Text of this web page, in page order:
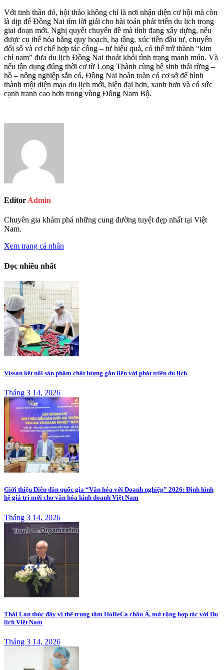
Với tinh thần đó, hội thảo không chỉ là nơi nhận diện cơ hội mà còn
là dịp để Đồng Nai tìm lời giải cho bài toán phát triển du lịch trong
giai đoạn mới. Nghị quyết chuyên đề mà tỉnh đang xây dựng, nếu
được cụ thể hóa bằng quy hoạch, hạ tầng, xúc tiến đầu tư, chuyển
đổi số và cơ chế hợp tác công – tư hiệu quả, có thể trở thành “kim
chỉ nam” đưa du lịch Đồng Nai thoát khỏi tình trạng manh mún. Và
nếu tận dụng đúng thời cơ từ Long Thành cùng hệ sinh thái rừng –
hồ – nông nghiệp sẵn có, Đồng Nai hoàn toàn có cơ sở để hình
thành một diện mạo du lịch mới, hiện đại hơn, xanh hơn và có sức
cạnh tranh cao hơn trong vùng Đông Nam Bộ.
Editor Admin
Chuyên gia khám phá những cung đường tuyệt đẹp nhất tại Việt
Nam.
Xem trang cá nhân
Đọc nhiều nhất
Vissan kết nối sản phẩm chất lượng gắn liền với phát triển du lịch
Tháng 3 14, 2026
Giới thiệu Diễn đàn quốc gia “Văn hóa với Doanh nghiệp” 2026: Định hình
hệ giá trị mới cho văn hóa kinh doanh Việt Nam
Tháng 3 14, 2026
Thái Lan thúc đẩy vị thế trung tâm HoReCa châu Á, mở rộng hợp tác với Du
lịch Việt Nam
Tháng 3 14, 2026